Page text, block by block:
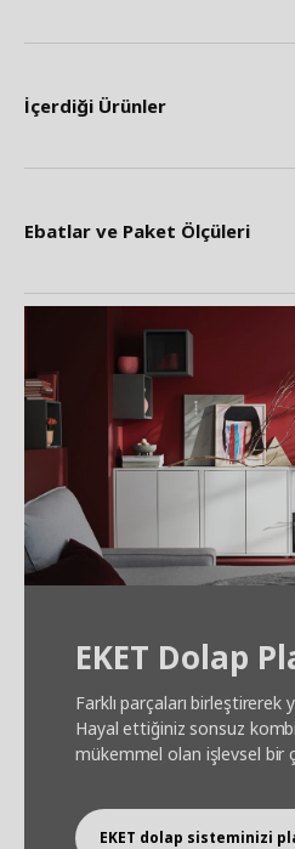
İçerdiği Ürünler
Ebatlar ve Paket Ölçüleri
EKET Dolap
Farklı parçaları birleştirerek
Hayal ettiğiniz sonsuz
mükemmel olan işlevsel bir
EKET dolap sisteminizi